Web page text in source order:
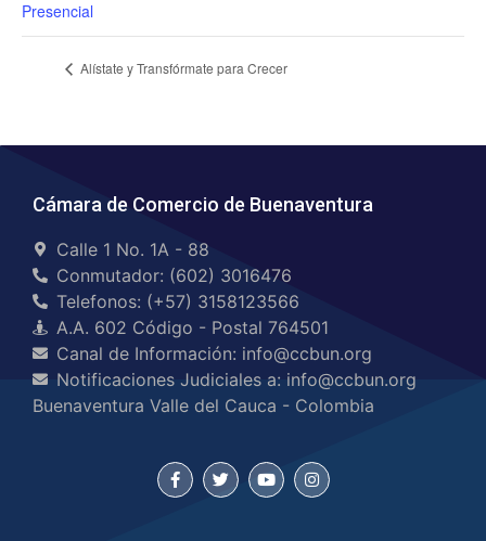
Presencial
Alístate y Transfórmate para Crecer
Cámara de Comercio de Buenaventura
Calle 1 No. 1A - 88
Conmutador: (602) 3016476
Telefonos: (+57) 3158123566
A.A. 602 Código - Postal 764501
Canal de Información: info@ccbun.org
Notificaciones Judiciales a: info@ccbun.org
Buenaventura Valle del Cauca - Colombia